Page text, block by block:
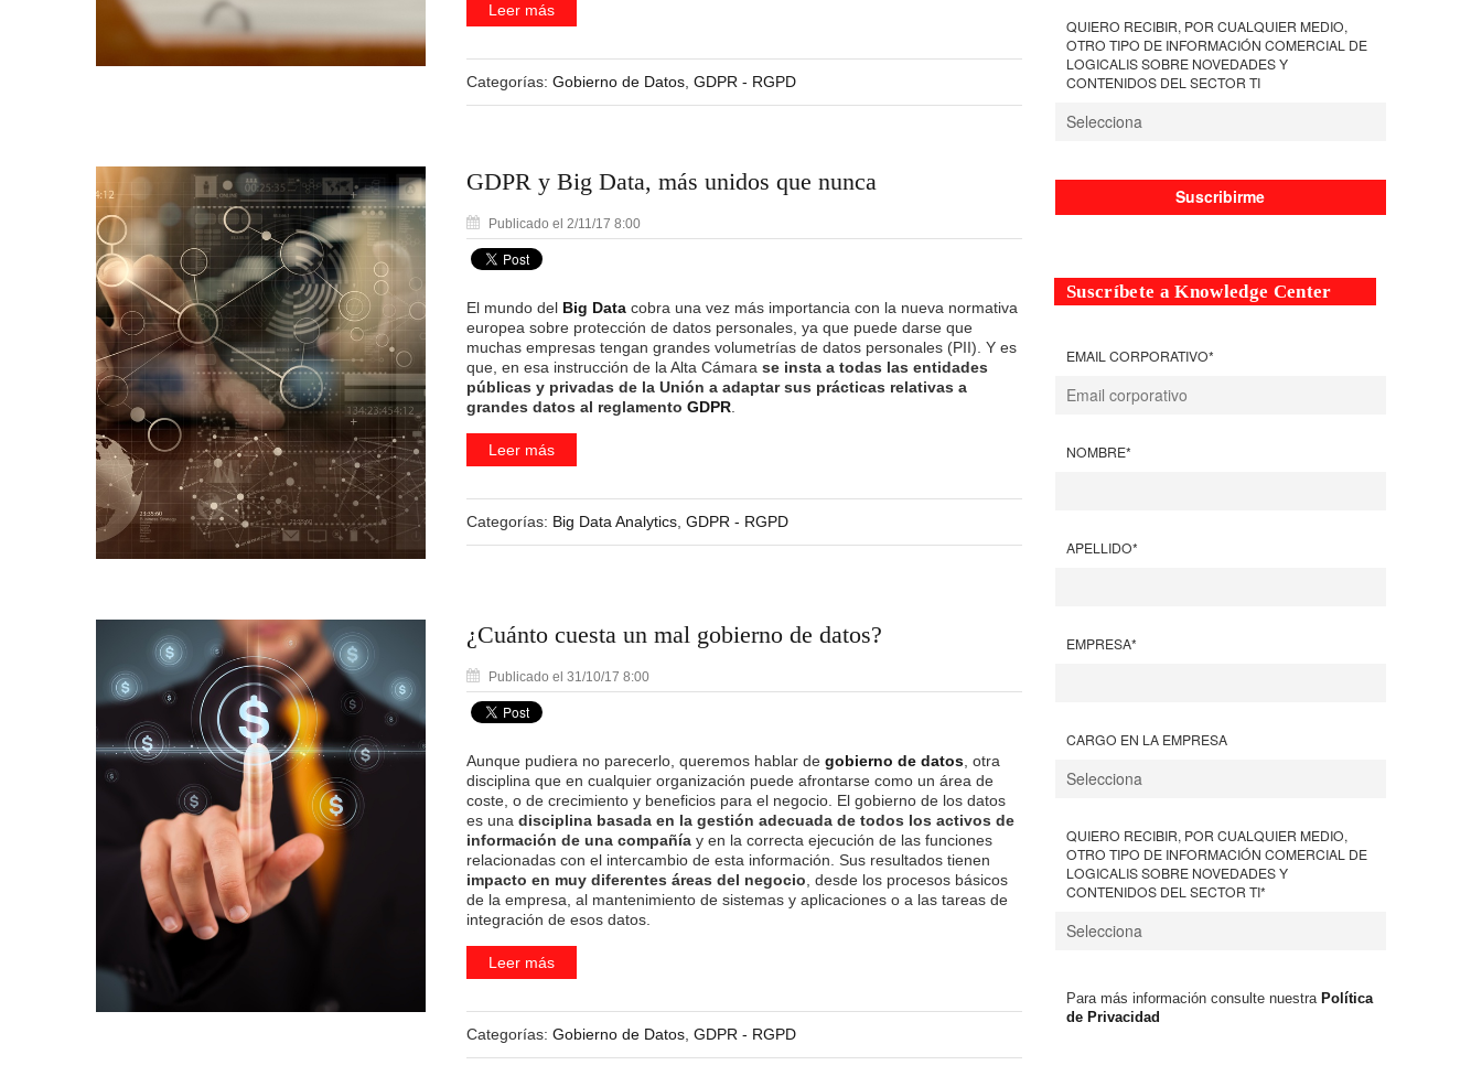
Leer más
Categorías: Gobierno de Datos, GDPR - RGPD
GDPR y Big Data, más unidos que nunca
Publicado el 2/11/17 8:00
El mundo del Big Datacobra una vez más importancia con la nueva normativa
europea sobre protección de datos personales, ya que puede darse que
muchas empresas tengan grandes volumetrías de datos personales (PII). Y es
que, en esa instrucción de la Alta Cámara se insta a todas las entidades
públicas y privadas de la Unión a adaptar sus prácticas relativas a
grandes datos al reglamento GDPR.
Leer más
Categorías: Big Data Analytics, GDPR - RGPD
¿Cuánto cuesta un mal gobierno de datos?
Publicado el 31/10/17 8:00
Aunque pudiera no parecerlo, queremos hablar de gobierno de datos, otra
disciplina que en cualquier organización puede afrontarse como un área de
coste, o de crecimiento y beneficios para el negocio. El gobierno de los datos
es una disciplina basada en la gestión adecuada de todos los activos de
información de una compañíay en la correcta ejecución de las funciones
relacionadas con el intercambio de esta información. Sus resultados tienen
impacto en muy diferentes áreas del negocio, desde los procesos básicos
de la empresa, al mantenimiento de sistemas y aplicaciones o a las tareas de
integración de esos datos.
Leer más
Categorías: Gobierno de Datos, GDPR - RGPD
QUIERO RECIBIR, POR CUALQUIER MEDIO,
OTRO TIPO DE INFORMACIÓN COMERCIAL DE
LOGICALIS SOBRE NOVEDADES Y
CONTENIDOS DEL SECTOR TI
Suscríbete a Knowledge Center
EMAIL CORPORATIVO*
NOMBRE*
APELLIDO*
EMPRESA*
CARGO EN LA EMPRESA
QUIERO RECIBIR, POR CUALQUIER MEDIO,
OTRO TIPO DE INFORMACIÓN COMERCIAL DE
LOGICALIS SOBRE NOVEDADES Y
CONTENIDOS DEL SECTOR TI*
Para más información consulte nuestraPolítica
de Privacidad